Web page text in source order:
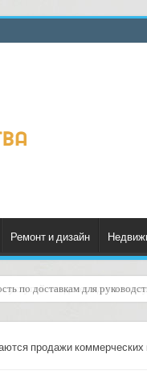
Ремонт и дизайн
услугой «подтверждение
продажи